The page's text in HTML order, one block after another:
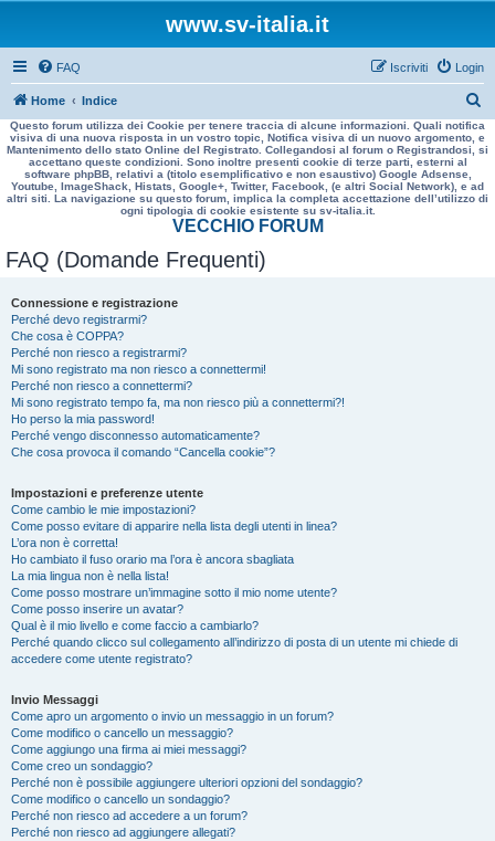
www.sv-italia.it
FAQ Login
Iscriviti
Home Indice
e
r
a
Questo forum utilizza dei Cookie per tenere traccia di alcune informazioni. Quali notifica
visiva di una nuova risposta in un vostro topic, Notifica visiva di un nuovo argomento, e
Mantenimento dello stato Online del Registrato. Collegandosi al forum o Registrandosi, si
accettano queste condizioni. Sono inoltre presenti cookie di terze parti, esterni al
software phpBB, relativi a (titolo esemplificativo e non esaustivo) Google Adsense,
Youtube, ImageShack, Histats, Google+, Twitter, Facebook, (e altri Social Network), e ad
altri siti. La navigazione su questo forum, implica la completa accettazione dell’utilizzo di
ogni tipologia di cookie esistente su sv-italia.it.
VECCHIO FORUM
FAQ (Domande Frequenti)
Connessione e registrazione
Perché devo registrarmi?
Che cosa è COPPA?
Perché non riesco a registrarmi?
Mi sono registrato ma non riesco a connettermi!
Perché non riesco a connettermi?
Mi sono registrato tempo fa, ma non riesco più a connettermi?!
Ho perso la mia password!
Perché vengo disconnesso automaticamente?
Che cosa provoca il comando “Cancella cookie”?
Impostazioni e preferenze utente
Come cambio le mie impostazioni?
Come posso evitare di apparire nella lista degli utenti in linea?
L’ora non è corretta!
Ho cambiato il fuso orario ma l’ora è ancora sbagliata
La mia lingua non è nella lista!
Come posso mostrare un’immagine sotto il mio nome utente?
Come posso inserire un avatar?
Qual è il mio livello e come faccio a cambiarlo?
Perché quando clicco sul collegamento all’indirizzo di posta di un utente mi chiede di
accedere come utente registrato?
Invio Messaggi
Come apro un argomento o invio un messaggio in un forum?
Come modifico o cancello un messaggio?
Come aggiungo una firma ai miei messaggi?
Come creo un sondaggio?
Perché non è possibile aggiungere ulteriori opzioni del sondaggio?
Come modifico o cancello un sondaggio?
Perché non riesco ad accedere a un forum?
Perché non riesco ad aggiungere allegati?